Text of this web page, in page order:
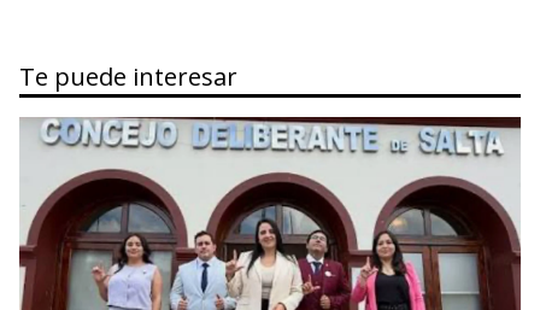
Te puede interesar